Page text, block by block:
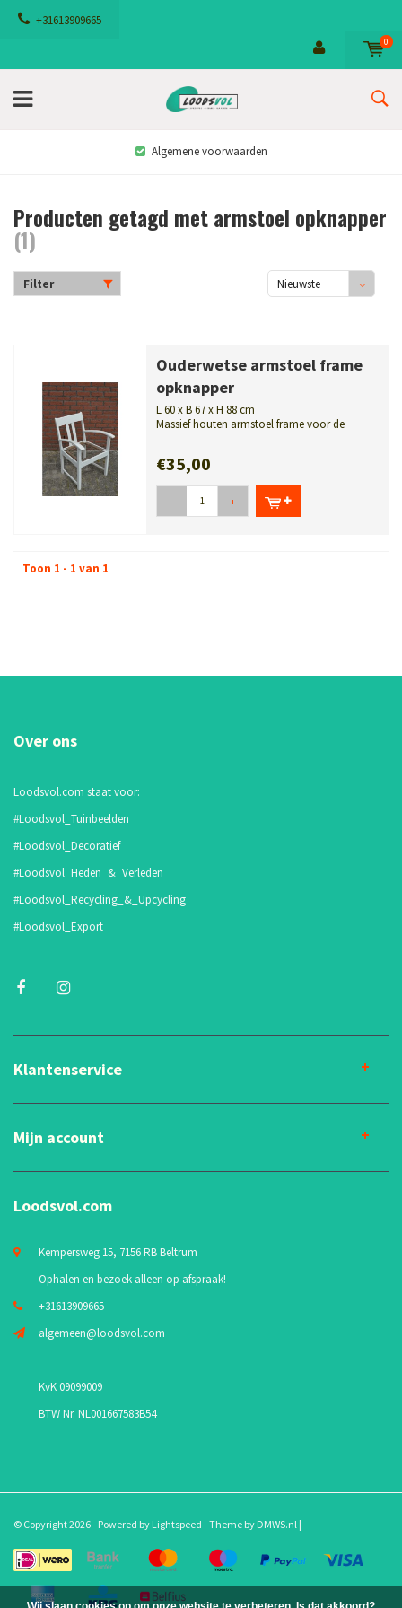
+31613909665
0
Algemene voorwaarden
Producten getagd met armstoel opknapper
(1)
Filter
Nieuwste
Ouderwetse armstoel frame
opknapper
L 60 x B 67 x H 88 cm
Massief houten armstoel frame voor de
€35,00
- +
Toon 1 - 1 van 1
Over ons
Loodsvol.com staat voor:
#Loodsvol_Tuinbeelden
#Loodsvol_Decoratief
#Loodsvol_Heden_&_Verleden
#Loodsvol_Recycling_&_Upcycling
#Loodsvol_Export
Klantenservice
Mijn account
Loodsvol.com
Kempersweg 15, 7156 RB Beltrum
Ophalen en bezoek alleen op afspraak!
+31613909665
algemeen@loodsvol.com
KvK 09099009
BTW Nr. NL001667583B54
© Copyright 2026 - Powered by Lightspeed - Theme by DMWS.nl |